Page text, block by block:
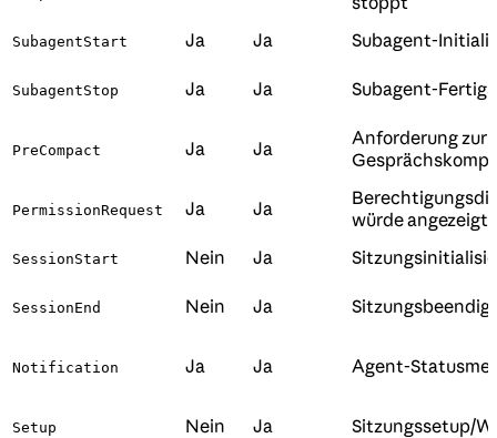
SubagentStart Ja Ja Subagent-
SubagentStop Ja Ja Subagent-
PreCompact Ja Ja
Anforderung zur
PermissionRequest Ja Ja
würde angezeigt
SessionStart Nein Ja
SessionEnd Nein Ja
Notification Ja Ja Agent-
Setup Nein Ja Sitzungssetup/